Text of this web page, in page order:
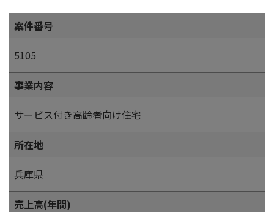
案件番号
5105
事業内容
サービス付き高齢者向け住宅
所在地
兵庫県
売上高(年間)